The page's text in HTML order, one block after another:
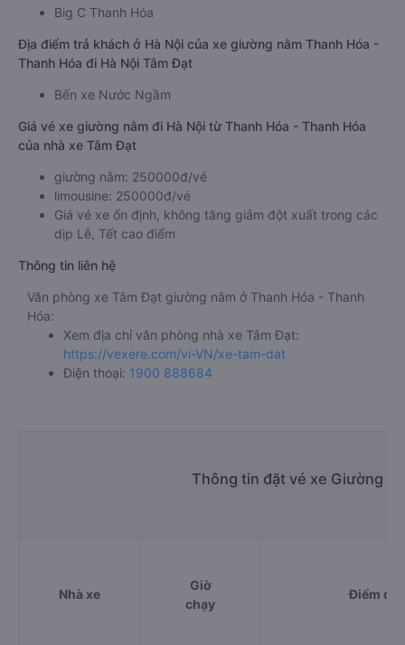
Big C Thanh Hóa
Địa điểm trả khách ở Hà Nội của xe giường nằm Thanh Hóa -
Thanh Hóa đi Hà Nội Tâm Đạt
Bến xe Nước Ngầm
Giá vé xe giường nằm đi Hà Nội từ Thanh Hóa - Thanh Hóa
của nhà xe Tâm Đạt
giường nằm: 250000đ/vé
limousine: 250000đ/vé
Giá vé xe ổn định, không tăng giảm đột xuất trong các
dịp Lễ, Tết cao điểm
Thông tin liên hệ
Văn phòng xe Tâm Đạt giường nằm ở Thanh Hóa - Thanh
Hóa:
Xem địa chỉ văn phòng nhà xe Tâm Đạt:
https://vexere.com/vi-VN/xe-tam-dat
Điện thoại: 1900 888684
Thông tin đặt vé xe Giường
Nhà xe
Giờ
chạy
Điểm đi